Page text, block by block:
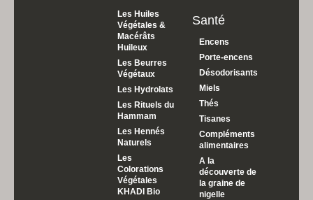
Les Huiles
Végétales &
Macérâts
Huileux
Les Beurres
Végétaux
Les Hydrolats
Les Rituels du
Hammam
Les Hennés
Naturels
Les
Colorations
Végétales
KHADI Bio
Santé
Encens
Porte-encens
Désodorisants
Miels
Thés
Tisanes
Compléments
alimentaires
A la
découverte de
la graine de
nigelle